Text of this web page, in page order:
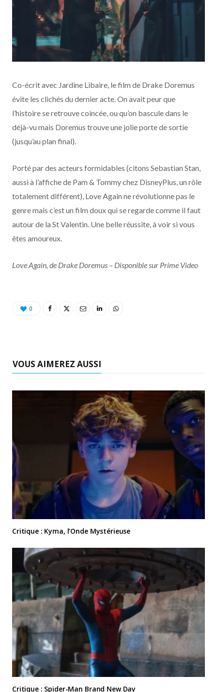
Co-écrit avec Jardine Libaire, le film de Drake Doremus
évite les clichés du dernier acte. On avait peur que
l’histoire se retrouve coincée, ou qu’on bascule dans le
déjà-vu mais Doremus trouve une jolie porte de sortie
(jusqu’au plan final).
Porté par des acteurs formidables (citons Sebastian Stan,
aussi à l’affiche de Pam & Tommy chez DisneyPlus, un rôle
totalement différent), Love Again ne révolutionne pas le
genre mais c’est un film doux qui se regarde comme il faut
autour de la St Valentin. Une belle réussite, à voir si vous
êtes amoureux.
Love Again, de Drake Doremus – Disponible sur Prime Video
0
VOUS AIMEREZ AUSSI
Critique : Kyma, l’Onde Mystérieuse
Critique : Spider-Man Brand New Day